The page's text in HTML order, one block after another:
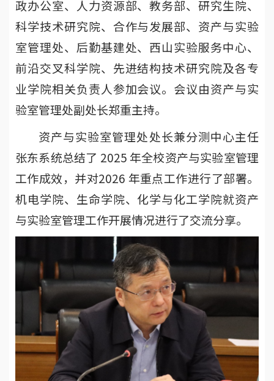
政办公室、人力资源部、教务部、研究生院、
科学技术研究院、合作与发展部、资产与实验
室管理处、后勤基建处、西山实验服务中心、
前沿交叉科学院、先进结构技术研究院及各专
业学院相关负责人参加会议。会议由资产与实
验室管理处副处长郑重主持。
资产与实验室管理处处长兼分测中心主任
张东系统总结了 2025 年全校资产与实验室管理
工作成效，并对2026 年重点工作进行了部署。
机电学院、生命学院、化学与化工学院就资产
与实验室管理工作开展情况进行了交流分享。